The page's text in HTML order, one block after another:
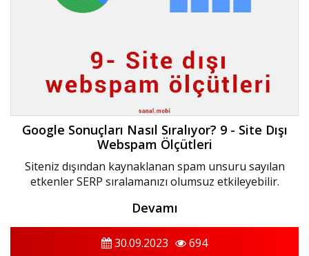
Google Sonuçları Nasıl Sıralıyor? 9 - Site Dışı
Webspam Ölçütleri
Siteniz dışından kaynaklanan spam unsuru sayılan
etkenler SERP sıralamanızı olumsuz etkileyebilir.
Devamı
30.09.2023 694